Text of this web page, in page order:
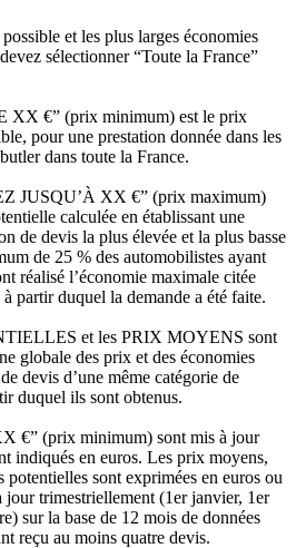
et les plus larges économies
sélectionner “Toute la France”
XX €” (prix minimum) est le prix
pour une prestation donnée dans les
dans toute la France.
JUSQU’À XX €” (prix maximum)
calculée en établissant une
de devis la plus élevée et la plus basse
de 25 % des automobilistes ayant
réalisé l’économie maximale citée
partir duquel la demande a été faite.
et les PRIX MOYENS sont
globale des prix et des économies
devis d’une même catégorie de
duquel ils sont obtenus.
€” (prix minimum) sont mis à jour
indiqués en euros. Les prix moyens,
sont exprimées en euros ou
jour trimestriellement (1er janvier, 1er
sur la base de 12 mois de données
reçu au moins quatre devis.